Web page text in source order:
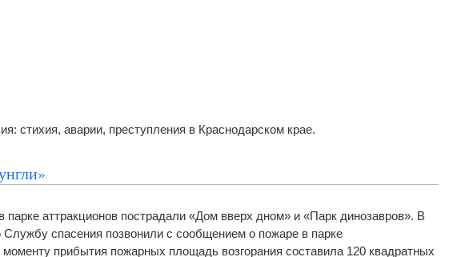
стихия, аварии, преступления в Краснодарском крае.
парке аттракционов пострадали «Дом вверх дном» и «Парк динозавров». В
Службу спасения позвонили с сообщением о пожаре в парке
прибытия пожарных площадь возгорания составила 120 квадратных